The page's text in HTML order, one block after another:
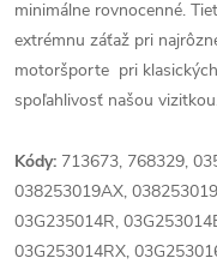
minimálne rovnocenné.
extrémnu záťaž pri
motoršporte pri
spoľahlivosť našou
Kódy: 713673, 768329,
038253019AX,
03G235014R,
03G253014RX,